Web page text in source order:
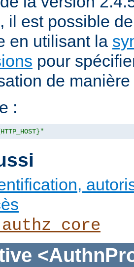
il est possible
en utilisant la
pour
de
: